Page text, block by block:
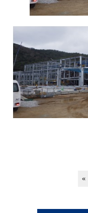
«